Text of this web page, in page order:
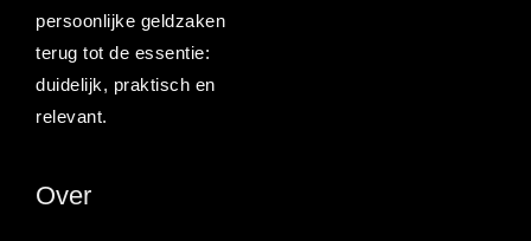
persoonlijke geldzaken
terug tot de essentie:
duidelijk, praktisch en
relevant.
Over